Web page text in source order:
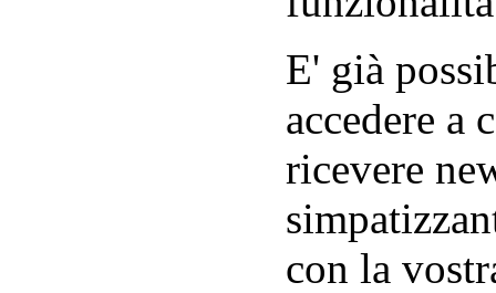
E' già
accedere a
ricevere
con la